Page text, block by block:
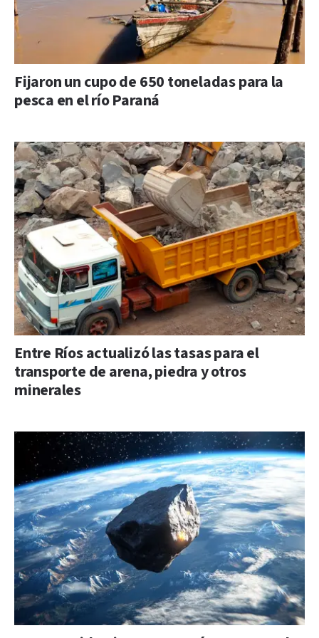
Fijaron un cupo de 650 toneladas para la
pesca en el río Paraná
Entre Ríos actualizó las tasas para el
transporte de arena, piedra y otros
minerales